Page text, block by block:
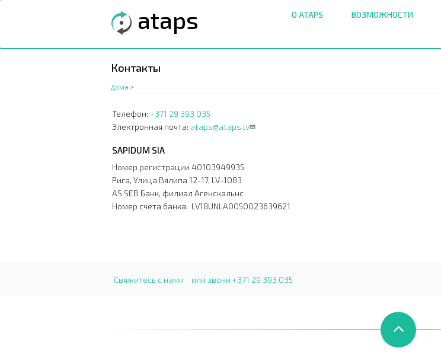
содержанию
ataps О ATAPS ВОЗМОЖНОСТИ
Контакты
Дома >
Телефон: +371 29 393 035
Электронная почта: ataps@ataps.lv
SAPIDUM SIA
Номер регистрации 40103949935
Рига, Улица Вялипа 12-17, LV-1083
AS SEB Банк, филиал Агенскальнс
Номер счета банка: LV18UNLA0050023639621
Свяжитесь с нами или звони +371 29 393 035